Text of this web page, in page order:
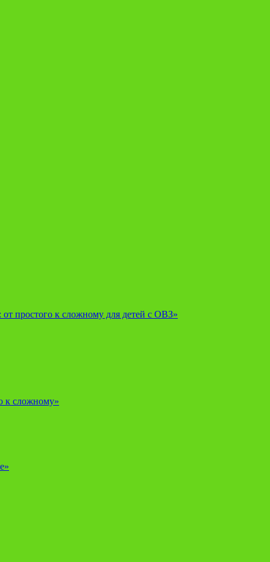
простого к сложному для детей с ОВЗ»
к сложному»